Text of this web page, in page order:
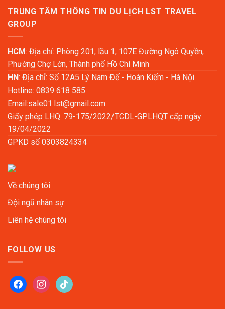
TRUNG TÂM THÔNG TIN DU LỊCH LST TRAVEL
GROUP
HCM: Địa chỉ: Phòng 201, lầu 1, 107E Đường Ngô Quyền,
Phường Chợ Lớn, Thành phố Hồ Chí Minh
HN: Địa chỉ: Số 12A5 Lý Nam Đế - Hoàn Kiếm - Hà Nội
Hotline: 0839 618 585
Email:sale01.lst@gmail.com
Giấy phép LHQ: 79-175/2022/TCDL-GPLHQT cấp ngày
19/04/2022
GPKD số 0303824334
Về chúng tôi
Đội ngũ nhân sự
Liên hệ chúng tôi
FOLLOW US
facebookinstagram
tiktok